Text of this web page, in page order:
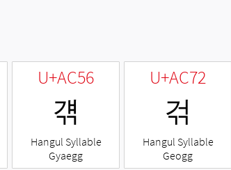
U+AC56
걖
Hangul Syllable
Gyaegg
U+AC72
걲
Hangul Syllable
Geogg